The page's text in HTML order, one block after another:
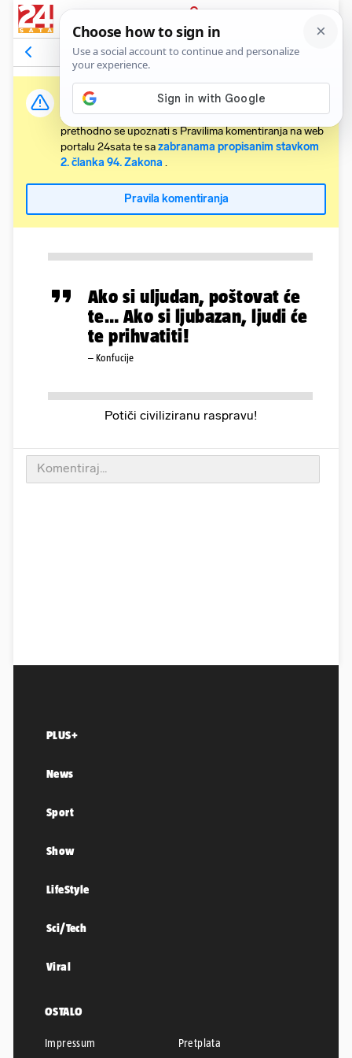
PRIJAVA
Komentari Relevantni
Važna obavijest:
Svaki korisnik koji želi komentirati članke obvezan je
prethodno se upoznati s Pravilima komentiranja na web
portalu 24sata te sazabranama propisanim stavkom
2. članka 94. Zakona .
Pravila komentiranja
Ako si uljudan, poštovat će
te… Ako si ljubazan, ljudi će
te prihvatiti!
– Konfucije
Potiči civiliziranu raspravu!
PLUS+
News
Sport
Show
LifeStyle
Sci/Tech
Viral
OSTALO
Impressum Pretplata